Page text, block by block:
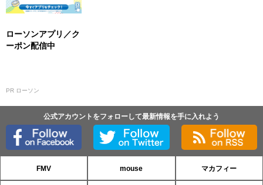
ローソンアプリ／ク
ーポン配信中
PR ローソン
公式アカウントをフォローして最新情報を手に入れよう
FMV mouse マカフィー